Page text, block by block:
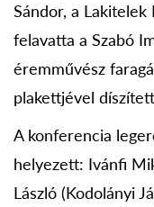
Sándor, a
felavatta a Szabó
éremművész
plakettjével
A konferencia
helyezett: Ivánfi
László (Kodolányi